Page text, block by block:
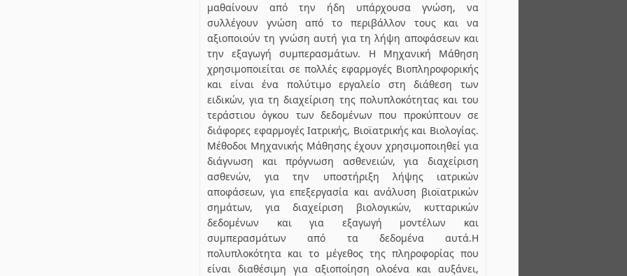
μαθαίνουν από την ήδη υπάρχουσα γνώση, να
συλλέγουν γνώση από το περιβάλλον τους και να
αξιοποιούν τη γνώση αυτή για τη λήψη αποφάσεων και
την εξαγωγή συμπερασμάτων. Η Μηχανική Μάθηση
χρησιμοποιείται σε πολλές εφαρμογές Βιοπληροφορικής
και είναι ένα πολύτιμο εργαλείο στη διάθεση των
ειδικών, για τη διαχείριση της πολυπλοκότητας και του
τεράστιου όγκου των δεδομένων που προκύπτουν σε
διάφορες εφαρμογές Ιατρικής, Βιοϊατρικής και Βιολογίας.
Μέθοδοι Μηχανικής Μάθησης έχουν χρησιμοποιηθεί για
διάγνωση και πρόγνωση ασθενειών, για διαχείριση
ασθενών, για την υποστήριξη λήψης ιατρικών
αποφάσεων, για επεξεργασία και ανάλυση βιοϊατρικών
σημάτων, για διαχείριση βιολογικών, κυτταρικών
δεδομένων και για εξαγωγή μοντέλων και
συμπερασμάτων από τα δεδομένα αυτά.Η
πολυπλοκότητα και το μέγεθος της πληροφορίας που
είναι διαθέσιμη για αξιοποίηση ολοένα και αυξάνει,